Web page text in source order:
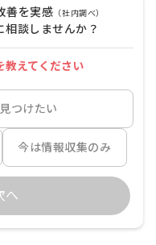
善を実感 （社内調べ）
談しませんか？
教えてください
つけたい
今は情報収集のみ
へ